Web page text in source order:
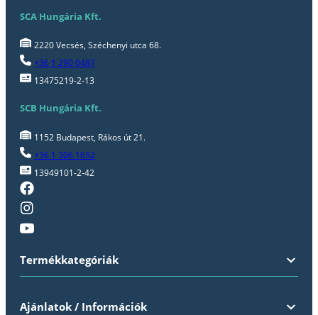
SCA Hungária Kft.
2220 Vecsés, Széchenyi utca 68.
+36 1 290 0487
13475219-2-13
SCB Hungária Kft.
1152 Budapest, Rákos út 21.
+36 1 306 1652
13949101-2-42
Termékkategóriák
Ajánlatok / Információk